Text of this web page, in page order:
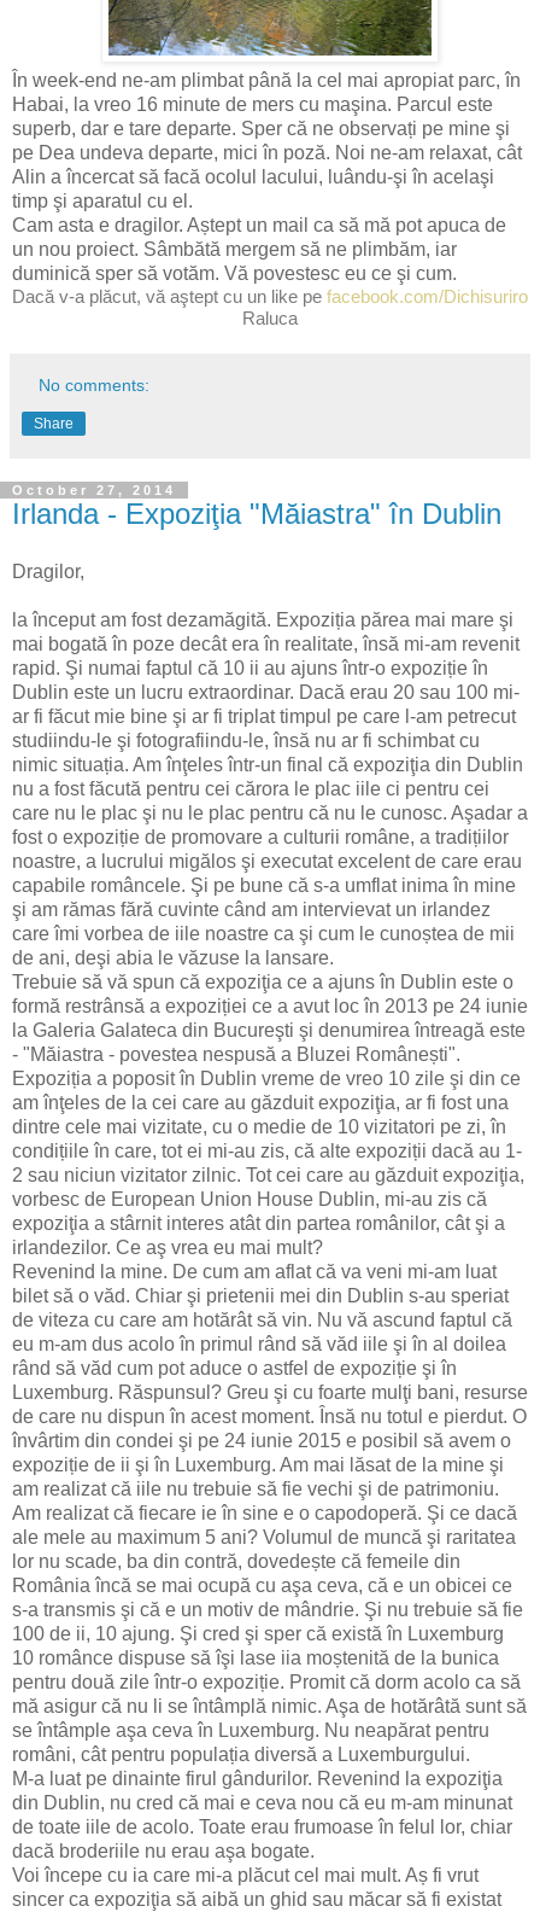
În week-end ne-am plimbat până la cel mai apropiat parc, în
Habai, la vreo 16 minute de mers cu maşina. Parcul este
superb, dar e tare departe. Sper că ne observați pe mine şi
pe Dea undeva departe, mici în poză. Noi ne-am relaxat, cât
Alin a încercat să facă ocolul lacului, luându-şi în acelaşi
timp şi aparatul cu el.
Cam asta e dragilor. Aștept un mail ca să mă pot apuca de
un nou proiect. Sâmbătă mergem să ne plimbăm, iar
duminică sper să votăm. Vă povestesc eu ce şi cum.
Dacă v-a plăcut, vă aştept cu un like pe facebook.com/Dichisuriro
Raluca
No comments:
Share
October 27, 2014
Irlanda - Expoziţia "Măiastra" în Dublin
Dragilor,
la început am fost dezamăgită. Expoziția părea mai mare şi
mai bogată în poze decât era în realitate, însă mi-am revenit
rapid. Şi numai faptul că 10 ii au ajuns într-o expoziție în
Dublin este un lucru extraordinar. Dacă erau 20 sau 100 mi-
ar fi făcut mie bine şi ar fi triplat timpul pe care l-am petrecut
studiindu-le şi fotografiindu-le, însă nu ar fi schimbat cu
nimic situația. Am înţeles într-un final că expoziţia din Dublin
nu a fost făcută pentru cei cărora le plac iile ci pentru cei
care nu le plac şi nu le plac pentru că nu le cunosc. Aşadar a
fost o expoziție de promovare a culturii române, a tradițiilor
noastre, a lucrului migălos şi executat excelent de care erau
capabile româncele. Şi pe bune că s-a umflat inima în mine
şi am rămas fără cuvinte când am intervievat un irlandez
care îmi vorbea de iile noastre ca şi cum le cunoștea de mii
de ani, deşi abia le văzuse la lansare.
Trebuie să vă spun că expoziţia ce a ajuns în Dublin este o
formă restrânsă a expoziției ce a avut loc în 2013 pe 24 iunie
la Galeria Galateca din Bucureşti şi denumirea întreagă este
- "Măiastra - povestea nespusă a Bluzei Românești".
Expoziția a poposit în Dublin vreme de vreo 10 zile şi din ce
am înţeles de la cei care au găzduit expoziţia, ar fi fost una
dintre cele mai vizitate, cu o medie de 10 vizitatori pe zi, în
condițiile în care, tot ei mi-au zis, că alte expoziții dacă au 1-
2 sau niciun vizitator zilnic. Tot cei care au găzduit expoziţia,
vorbesc de European Union House Dublin, mi-au zis că
expoziţia a stârnit interes atât din partea românilor, cât şi a
irlandezilor. Ce aş vrea eu mai mult?
Revenind la mine. De cum am aflat că va veni mi-am luat
bilet să o văd. Chiar şi prietenii mei din Dublin s-au speriat
de viteza cu care am hotărât să vin. Nu vă ascund faptul că
eu m-am dus acolo în primul rând să văd iile şi în al doilea
rând să văd cum pot aduce o astfel de expoziție şi în
Luxemburg. Răspunsul? Greu şi cu foarte mulţi bani, resurse
de care nu dispun în acest moment. Însă nu totul e pierdut. O
învârtim din condei şi pe 24 iunie 2015 e posibil să avem o
expoziție de ii şi în Luxemburg. Am mai lăsat de la mine şi
am realizat că iile nu trebuie să fie vechi şi de patrimoniu.
Am realizat că fiecare ie în sine e o capodoperă. Şi ce dacă
ale mele au maximum 5 ani? Volumul de muncă şi raritatea
lor nu scade, ba din contră, dovedește că femeile din
România încă se mai ocupă cu aşa ceva, că e un obicei ce
s-a transmis şi că e un motiv de mândrie. Şi nu trebuie să fie
100 de ii, 10 ajung. Şi cred şi sper că există în Luxemburg
10 românce dispuse să îşi lase iia moștenită de la bunica
pentru două zile într-o expoziție. Promit că dorm acolo ca să
mă asigur că nu li se întâmplă nimic. Aşa de hotărâtă sunt să
se întâmple aşa ceva în Luxemburg. Nu neapărat pentru
români, cât pentru populația diversă a Luxemburgului.
M-a luat pe dinainte firul gândurilor. Revenind la expoziţia
din Dublin, nu cred că mai e ceva nou că eu m-am minunat
de toate iile de acolo. Toate erau frumoase în felul lor, chiar
dacă broderiile nu erau aşa bogate.
Voi începe cu ia care mi-a plăcut cel mai mult. Aș fi vrut
sincer ca expoziţia să aibă un ghid sau măcar să fi existat